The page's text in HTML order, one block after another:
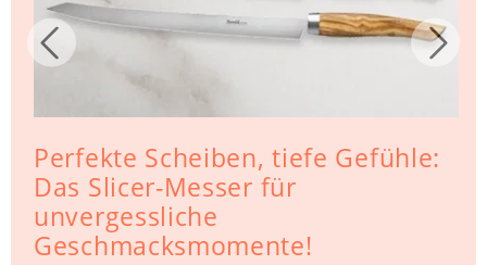
Perfekte Scheiben, tiefe Gefühle:
Das Slicer-Messer für
unvergessliche
Geschmacksmomente!